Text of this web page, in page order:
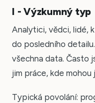
I - Výzkumný typ
Analytici, vědci, lidé,
do posledního
všechna data. Často
jim práce, kde mohou
Typická povolání: